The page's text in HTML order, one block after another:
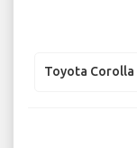
Toyota Corolla